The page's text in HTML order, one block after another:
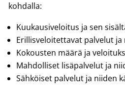
kohdalla:
Kuukausiveloitus ja sen
Erillisveloitettavat palvelut
Kokousten määrä ja
Mahdolliset lisäpalvelut ja
Sähköiset palvelut ja niiden